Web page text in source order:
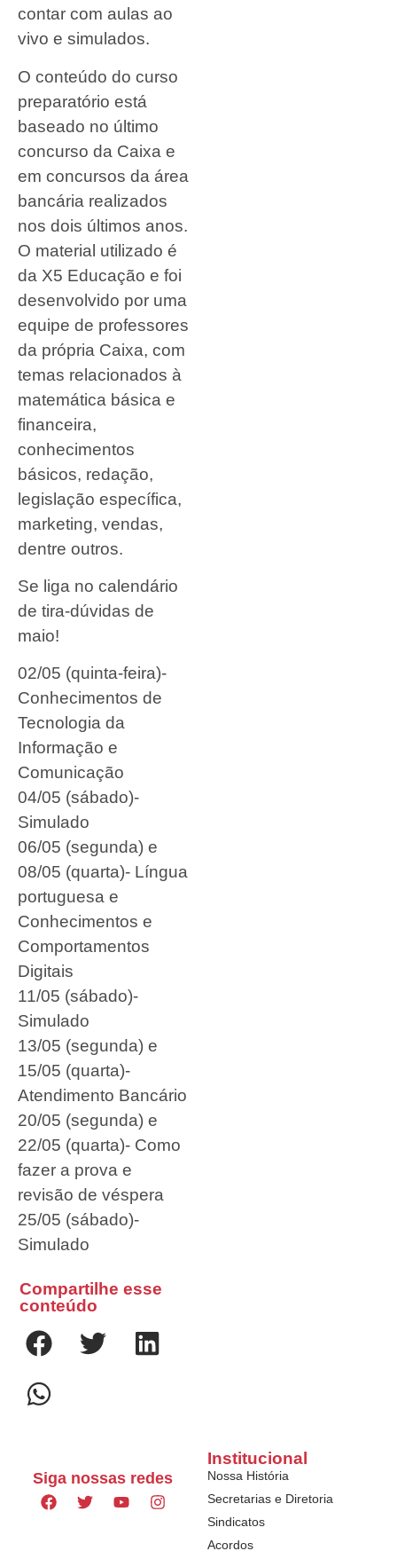
contar com aulas ao
vivo e simulados.
O conteúdo do curso
preparatório está
baseado no último
concurso da Caixa e
em concursos da área
bancária realizados
nos dois últimos anos.
O material utilizado é
da X5 Educação e foi
desenvolvido por uma
equipe de professores
da própria Caixa, com
temas relacionados à
matemática básica e
financeira,
conhecimentos
básicos, redação,
legislação específica,
marketing, vendas,
dentre outros.
Se liga no calendário
de tira-dúvidas de
maio!
02/05 (quinta-feira)-
Conhecimentos de
Tecnologia da
Informação e
Comunicação
04/05 (sábado)-
Simulado
06/05 (segunda) e
08/05 (quarta)- Língua
portuguesa e
Conhecimentos e
Comportamentos
Digitais
11/05 (sábado)-
Simulado
13/05 (segunda) e
15/05 (quarta)-
Atendimento Bancário
20/05 (segunda) e
22/05 (quarta)- Como
fazer a prova e
revisão de véspera
25/05 (sábado)-
Simulado
Compartilhe esse
conteúdo
Siga nossas redes
Institucional
Nossa História
Secretarias e Diretoria
Sindicatos
Acordos